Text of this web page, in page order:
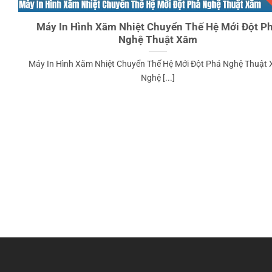
Máy In Hình Xăm Nhiệt Chuyển Thế Hệ Mới Đột
Nghệ Thuật Xăm
Máy In Hình Xăm Nhiệt Chuyển Thế Hệ Mới Đột Phá Nghệ Thuật
Nghệ [...]